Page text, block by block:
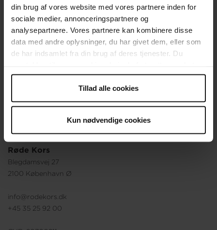
din brug af vores website med vores partnere inden for
sociale medier, annonceringspartnere og
analysepartnere. Vores partnere kan kombinere disse
data med andre oplysninger, du har givet dem, eller som
de har indsamlet fra din brug af deres tjenester. Du
anvende vores hjemmeside.
Tillad alle cookies
Kun nødvendige cookies
Røde Kors
Blegdamsvej 27
2100 København Ø
info@rodekors.dk
+45 35 25 92 00
OM OS
Organisationen
Ledige stillinger
Besøg vores webshop